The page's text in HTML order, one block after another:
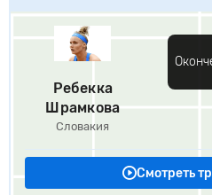
Ребекка
Шрамкова
Словакия
Смотреть